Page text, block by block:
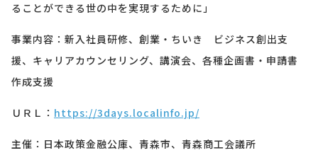
ることができる世の中を実現するために」
事業内容：新入社員研修、創業・ちいき ビジネス創出支
援、キャリアカウンセリング、講演会、各種企画書・申請書
作成支援
ＵＲＬ： https://3days.localinfo.jp/
主催：日本政策金融公庫、青森市、青森商工会議所